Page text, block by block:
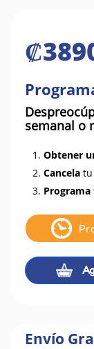
₡
semanal o
1. Obtener
2. Cancela tu
3.
Envío